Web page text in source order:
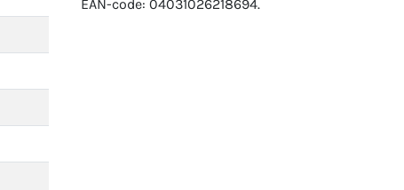
EAN-code: 04031026218694.